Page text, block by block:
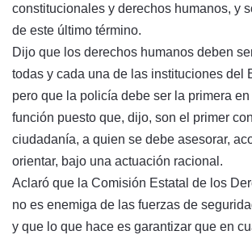
constitucionales y derechos humanos, y
de este último término.
Dijo que los derechos humanos deben
todas y cada una de las instituciones del
pero que la policía debe ser la primera
función puesto que, dijo, son el primer
ciudadanía, a quien se debe asesorar,
orientar, bajo una actuación racional.
Aclaró que la Comisión Estatal de los
no es enemiga de las fuerzas de
y que lo que hace es garantizar que en